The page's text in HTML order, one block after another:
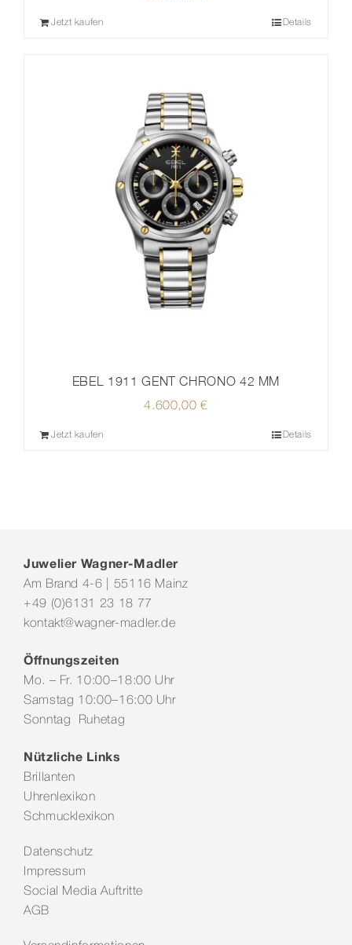
Jetzt kaufen Details
EBEL 1911 GENT CHRONO 42 MM
4.600,00€
Jetzt kaufen Details
Juwelier Wagner-Madler
Am Brand 4-6 | 55116 Mainz
+49 (0)6131 23 18 77
kontakt@wagner-madler.de
Öffnungszeiten
Mo. – Fr. 10:00–18:00 Uhr
Samstag 10:00–16:00 Uhr
Sonntag Ruhetag
Nützliche Links
Brillanten
Uhrenlexikon
Schmucklexikon
Datenschutz
Impressum
Social Media Auftritte
AGB